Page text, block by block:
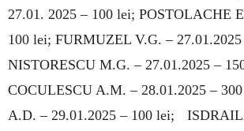
27.01. 2025 – 100 lei; POSTOLACHE
100 lei; FURMUZEL V.G. –
NISTORESCU M.G. – 27.01.2025 –
COCULESCU A.M. – 28.01.2025 –
A.D. – 29.01.2025 – 100 lei;